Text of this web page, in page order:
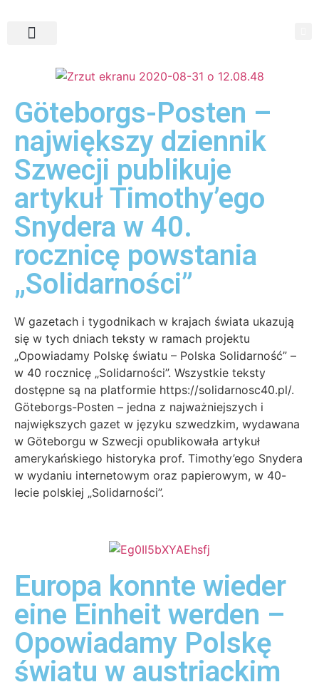
Göteborgs-Posten –
największy dziennik
Szwecji publikuje
artykuł Timothy’ego
Snydera w 40.
rocznicę powstania
„Solidarności”
W gazetach i tygodnikach w krajach świata ukazują
się w tych dniach teksty w ramach projektu
„Opowiadamy Polskę światu – Polska Solidarność” –
w 40 rocznicę „Solidarności”. Wszystkie teksty
dostępne są na platformie https://solidarnosc40.pl/.
Göteborgs-Posten – jedna z najważniejszych i
największych gazet w języku szwedzkim, wydawana
w Göteborgu w Szwecji opublikowała artykuł
amerykańskiego historyka prof. Timothy’ego Snydera
w wydaniu internetowym oraz papierowym, w 40-
lecie polskiej „Solidarności”.
Europa konnte wieder
eine Einheit werden –
Opowiadamy Polskę
światu w austriackim